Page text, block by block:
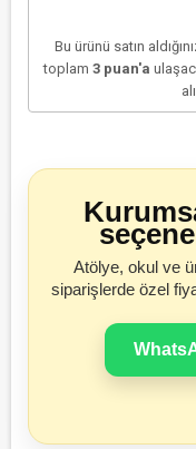
Bu ürünü satın
toplam 3puan'a
Atölye, okul ve
siparişlerde özel